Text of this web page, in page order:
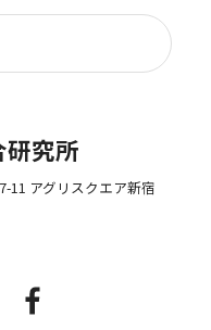
究所
11 アグリスクエア新宿